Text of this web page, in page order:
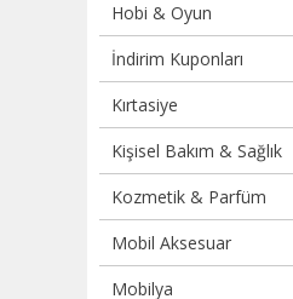
Hobi & Oyun
İndirim Kuponları
Kırtasiye
Kişisel Bakım & Sağlık
Kozmetik & Parfüm
Mobil Aksesuar
Mobilya